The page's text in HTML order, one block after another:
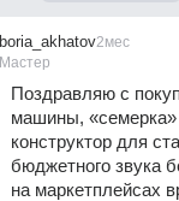
boria_akhatov
Мастер
2мес
Поздравляю с
машины,
конструктор для
бюджетного звука
на маркетплейсах